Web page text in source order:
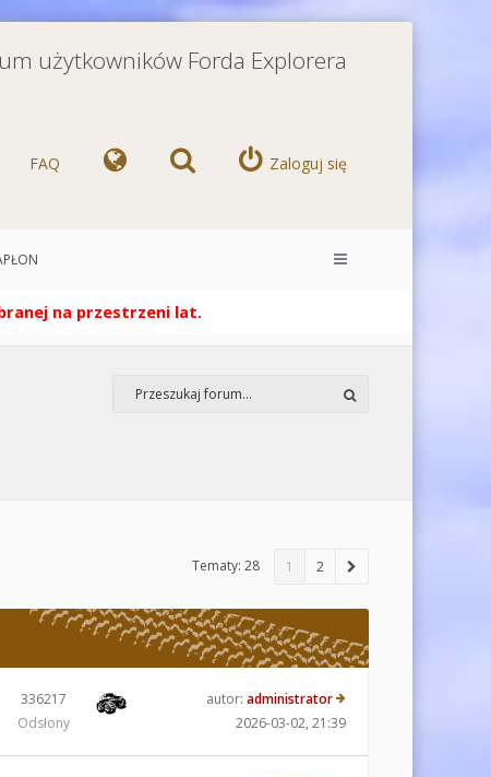
użytkowników Forda Explorera
FAQ Zaloguj się
na przestrzeni lat.
Tematy: 28 1 2
336217
Odsłony
autor: administrator
2026-03-02, 21:39